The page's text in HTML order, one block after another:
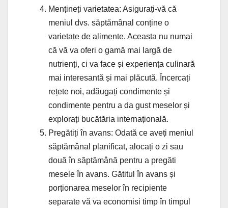
Mențineți varietatea: Asigurați-vă că
meniul dvs. săptămânal conține o
varietate de alimente. Aceasta nu numai
că vă va oferi o gamă mai largă de
nutrienți, ci va face și experiența culinară
mai interesantă și mai plăcută. Încercați
rețete noi, adăugați condimente și
condimente pentru a da gust meselor și
explorați bucătăria internațională.
Pregătiți în avans: Odată ce aveți meniul
săptămânal planificat, alocați o zi sau
două în săptămână pentru a pregăti
mesele în avans. Gătitul în avans și
porționarea meselor în recipiente
separate vă va economisi timp în timpul